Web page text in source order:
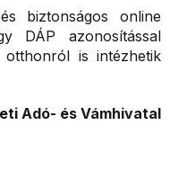
biztonságos online
DÁP azonosítással
is intézhetik
Adó- és Vámhivatal